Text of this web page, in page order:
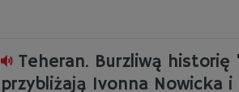
Teheran. Burzliwą
przybliżają Ivonna Nowicka i